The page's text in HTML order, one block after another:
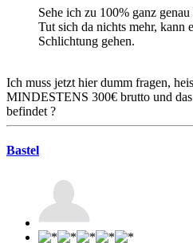
Sehe ich zu 100% ganz genau
Tut sich da nichts mehr, kann
Schlichtung gehen.
Ich muss jetzt hier dumm fragen,
MINDESTENS 300€ brutto und
befindet ?
Bastel